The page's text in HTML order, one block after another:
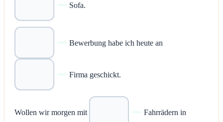
Sofa.
Bewerbung habe ich heute an
Firma geschickt.
Wollen wir morgen mit Fahrrädern in